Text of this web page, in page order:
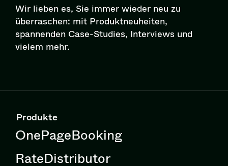
Wir lieben es, Sie immer wieder neu zu
überraschen: mit Pro­dukt­neu­hei­ten,
spannenden Case-Studies, Interviews und
vielem mehr.
Produkte
OnePageBooking
RateDistributor